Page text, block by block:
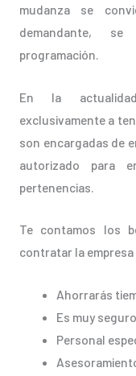
mudanza se
demandante,
programación.
En la
exclusivamente a
son encargadas de
autorizado para
pertenencias.
Te contamos los
contratar la empresa
Ahorrarás
Es muy seguro
Personal